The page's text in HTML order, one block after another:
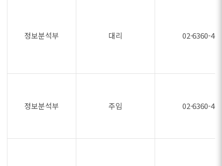
정보분석부 대리 02-6360-
정보분석부 주임 02-6360-